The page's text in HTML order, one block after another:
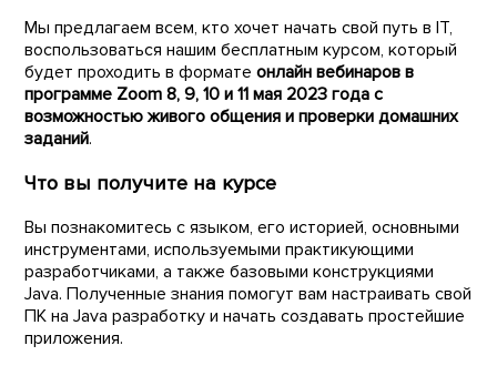
Мы предлагаем всем, кто хочет начать свой путь в IT,
воспользоваться нашим бесплатным курсом, который
будет проходить в форматеонлайн вебинаров в
программе Zoom 8, 9, 10 и 11 мая 2023 года с
возможностью живого общения и проверки домашних
заданий.
Что вы получите на курсе
Вы познакомитесь с языком, его историей, основными
инструментами, используемыми практикующими
разработчиками, а также базовыми конструкциями
Java. Полученные знания помогут вам настраивать свой
ПК на Java разработку и начать создавать простейшие
приложения.